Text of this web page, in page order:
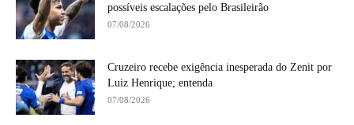
possíveis escalações pelo Brasileirão
07/08/2026
Cruzeiro recebe exigência inesperada do Zenit por
Luiz Henrique; entenda
07/08/2026